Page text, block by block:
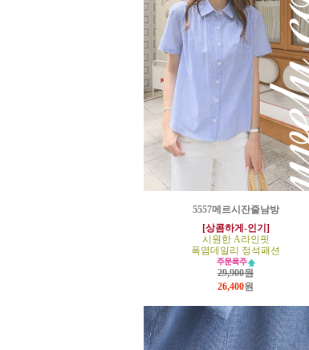
5557메르시잔줄남방
[상콤하게-인기]
시원한 A라인핏
폭염데일리 정석패션
29,900원
26,400원